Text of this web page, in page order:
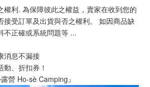
權利. 為保障彼此之權益，賣家在收到您的
接受訂單及出貨與否之權利。 如因商品缺
不正確或系統問題等 ...
消息不漏接
、折扣券！
營 Ho-sè Camping』